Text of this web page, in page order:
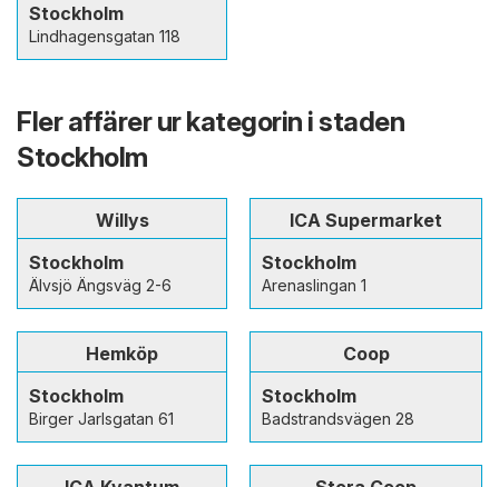
Stockholm
Lindhagensgatan 118
Fler affärer ur kategorin i staden
Stockholm
Willys
Stockholm
Älvsjö Ängsväg 2-6
ICA Supermarket
Stockholm
Arenaslingan 1
Hemköp
Stockholm
Birger Jarlsgatan 61
Coop
Stockholm
Badstrandsvägen 28